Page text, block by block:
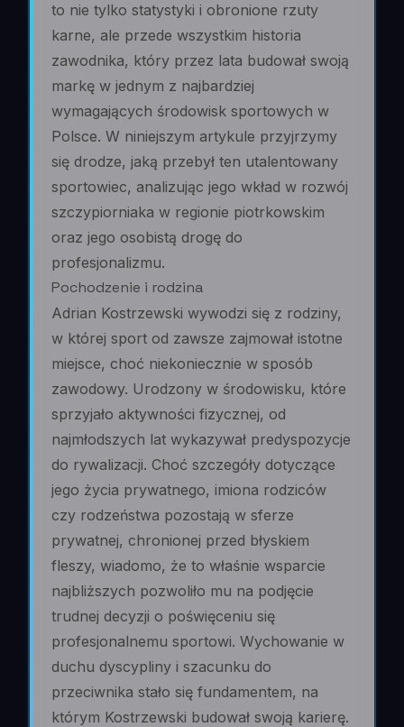
to nie tylko statystyki i obronione rzuty
karne, ale przede wszystkim historia
zawodnika, który przez lata budował swoją
markę w jednym z najbardziej
wymagających środowisk sportowych w
Polsce. W niniejszym artykule przyjrzymy
się drodze, jaką przebył ten utalentowany
sportowiec, analizując jego wkład w rozwój
szczypiorniaka w regionie piotrkowskim
oraz jego osobistą drogę do
profesjonalizmu.
Pochodzenie i rodzina
Adrian Kostrzewski wywodzi się z rodziny,
w której sport od zawsze zajmował istotne
miejsce, choć niekoniecznie w sposób
zawodowy. Urodzony w środowisku, które
sprzyjało aktywności fizycznej, od
najmłodszych lat wykazywał predyspozycje
do rywalizacji. Choć szczegóły dotyczące
jego życia prywatnego, imiona rodziców
czy rodzeństwa pozostają w sferze
prywatnej, chronionej przed błyskiem
fleszy, wiadomo, że to właśnie wsparcie
najbliższych pozwoliło mu na podjęcie
trudnej decyzji o poświęceniu się
profesjonalnemu sportowi. Wychowanie w
duchu dyscypliny i szacunku do
przeciwnika stało się fundamentem, na
którym Kostrzewski budował swoją karierę.